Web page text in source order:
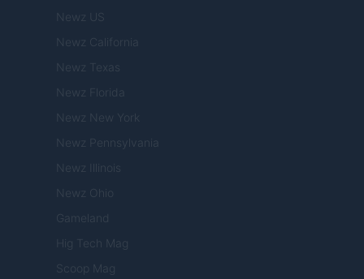
Newz US
Newz California
Newz Texas
Newz Florida
Newz New York
Newz Pennsylvania
Newz Illinois
Newz Ohio
Gameland
Hig Tech Mag
Scoop Mag